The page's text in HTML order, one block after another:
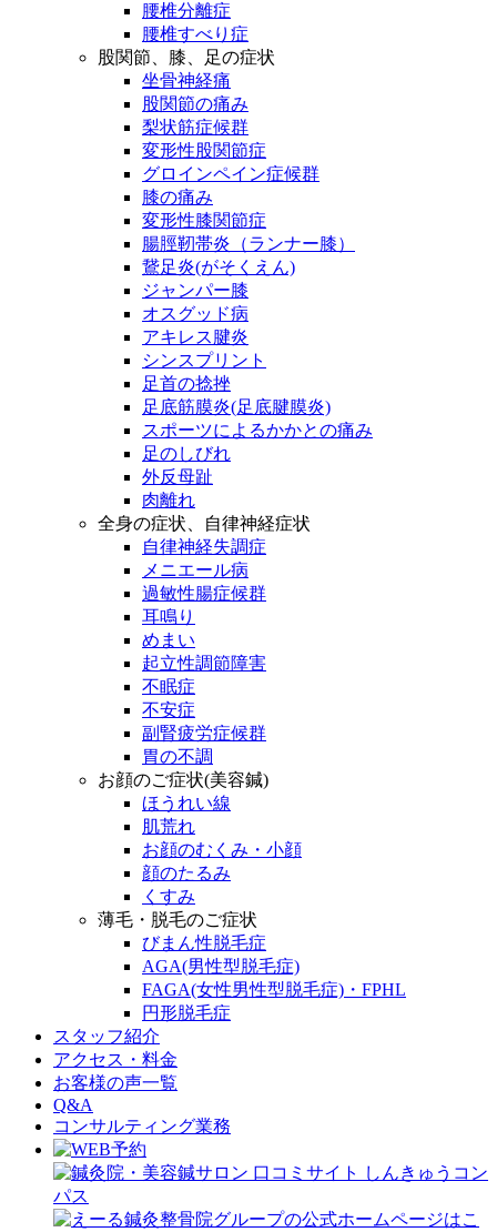
腰椎分離症
腰椎すべり症
股関節、膝、足の症状
坐骨神経痛
股関節の痛み
梨状筋症候群
変形性股関節症
グロインペイン症候群
膝の痛み
変形性膝関節症
腸脛靭帯炎（ランナー膝）
鵞足炎(がそくえん)
ジャンパー膝
オスグッド病
アキレス腱炎
シンスプリント
足首の捻挫
足底筋膜炎(足底腱膜炎)
スポーツによるかかとの痛み
足のしびれ
外反母趾
肉離れ
全身の症状、自律神経症状
自律神経失調症
メニエール病
過敏性腸症候群
耳鳴り
めまい
起立性調節障害
不眠症
不安症
副腎疲労症候群
胃の不調
お顔のご症状(美容鍼)
ほうれい線
肌荒れ
お顔のむくみ・小顔
顔のたるみ
くすみ
薄毛・脱毛のご症状
びまん性脱毛症
AGA(男性型脱毛症)
FAGA(女性男性型脱毛症)・FPHL
円形脱毛症
スタッフ紹介
アクセス・料金
お客様の声一覧
Q&A
コンサルティング業務